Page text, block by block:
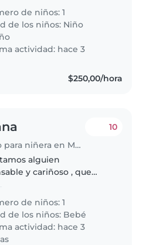
meses. Él es muy
juguetón, enojon y
Necesitamos a alguien
de niños: 1
de los niños: Niño
actividad: hace 3
$250,00/hora
Trabajo para niñera en Machala
10
alguien
y cariñoso , que
de 5 meses de edad ,
salud y buenos
de higiene
de niños: 1
de los niños: Bebé
actividad: hace 3